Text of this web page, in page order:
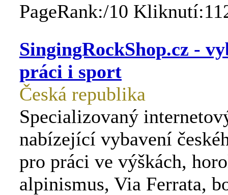
PageRank:/10
SingingRockShop.cz -
práci i sport
Česká republika
Specializovaný
nabízející vybavení
pro práci ve výškách,
alpinismus, Via Ferrata,